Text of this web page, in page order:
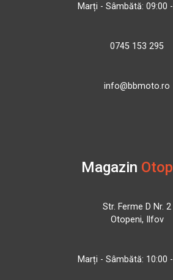
Marți - Sâmbătă: 09:00
0745 153 295
info@bbmoto.ro
Magazin
Str. Ferme D Nr. 2
Otopeni, Ilfov
Marți - Sâmbătă: 10:00